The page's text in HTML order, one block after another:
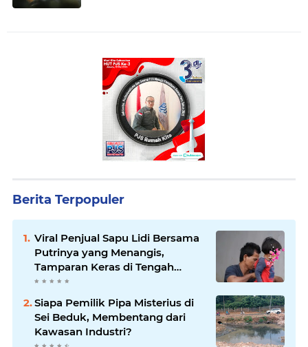
Berita Terpopuler
Viral Penjual Sapu Lidi Bersama
Putrinya yang Menangis,
Tamparan Keras di Tengah
Maraknya Korupsi
Siapa Pemilik Pipa Misterius di
Sei Beduk, Membentang dari
Kawasan Industri?